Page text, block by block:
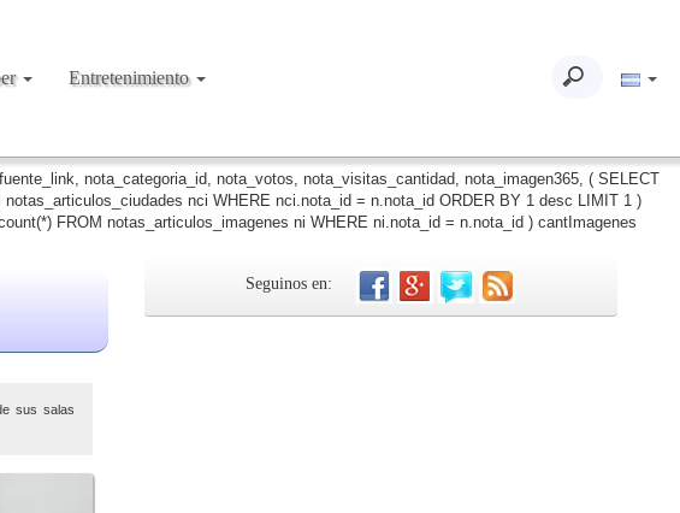
nota_categoria_id, nota_votos, nota_visitas_cantidad, nota_imagen365, ( SELECT
nci WHERE nci.nota_id = n.nota_id ORDER BY 1 desc LIMIT 1 )
FROM notas_articulos_imagenes ni WHERE ni.nota_id = n.nota_id ) cantImagenes
Entretenimiento
sus salas
Seguinos en: